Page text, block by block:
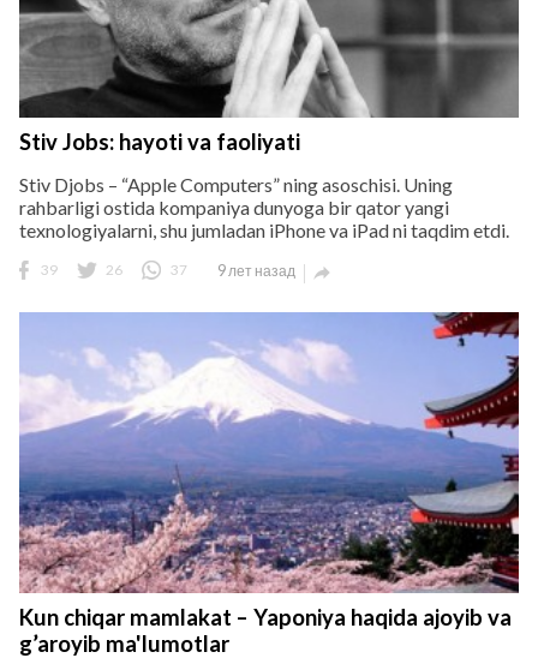
Stiv Jobs: hayoti va faoliyati
Stiv Djobs – “Apple Computers” ning asoschisi. Uning
rahbarligi ostida kompaniya dunyoga bir qator yangi
texnologiyalarni, shu jumladan iPhone va iPad ni taqdim etdi.
39 26 37 9 лет назад 
Kun chiqar mamlakat – Yaponiya haqida ajoyib va
g’aroyib ma'lumotlar